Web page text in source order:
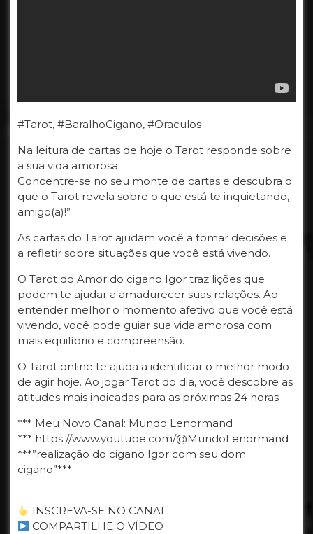
#Tarot, #BaralhoCigano, #Oraculos
Na leitura de cartas de hoje o Tarot responde sobre
a sua vida amorosa.
Concentre-se no seu monte de cartas e descubra o
que o Tarot revela sobre o que está te inquietando,
amigo(a)!”
As cartas do Tarot ajudam você a tomar decisões e
a refletir sobre situações que você está vivendo.
O Tarot do Amor do cigano Igor traz lições que
podem te ajudar a amadurecer suas relações. Ao
entender melhor o momento afetivo que você está
vivendo, você pode guiar sua vida amorosa com
mais equilíbrio e compreensão.
O Tarot online te ajuda a identificar o melhor modo
de agir hoje. Ao jogar Tarot do dia, você descobre as
atitudes mais indicadas para as próximas 24 horas
*** Meu Novo Canal: Mundo Lenormand
*** https://www.youtube.com/@MundoLenormand
***”realização do cigano Igor com seu dom
cigano”***
INSCREVA-SE NO CANAL
COMPARTILHE O VÍDEO